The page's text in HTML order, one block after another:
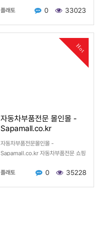
주문요청 / 멀티로 배송처리합니다. …
플래토 0 33023
Hot
자동차부품전문 몰인몰 -
Sapamall.co.kr
자동차부품전문몰인몰 -
Sapamall.co.kr 자동차부품전문 쇼핑
청관리 - 부품신청자에게 배송 / 장착쿠
플래토 0 35228